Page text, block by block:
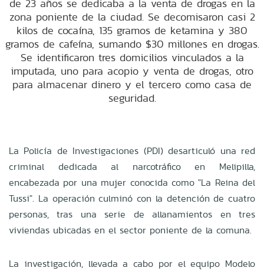
de 23 años se dedicaba a la venta de drogas en la
zona poniente de la ciudad. Se decomisaron casi 2
kilos de cocaína, 135 gramos de ketamina y 380
gramos de cafeína, sumando $30 millones en drogas.
Se identificaron tres domicilios vinculados a la
imputada, uno para acopio y venta de drogas, otro
para almacenar dinero y el tercero como casa de
seguridad.
La Policía de Investigaciones (PDI) desarticuló una red
criminal dedicada al narcotráfico en Melipilla,
encabezada por una mujer conocida como "La Reina del
Tussi". La operación culminó con la detención de cuatro
personas, tras una serie de allanamientos en tres
viviendas ubicadas en el sector poniente de la comuna.
La investigación, llevada a cabo por el equipo Modelo